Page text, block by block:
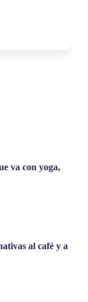
va con yoga,
al café y a